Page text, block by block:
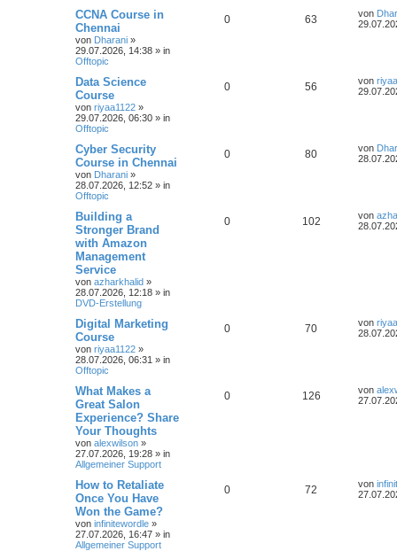
CCNA Course in
Chennai
von Dharani »
29.07.2026, 14:38 » in
Offtopic
0 63 von
Data Science
Course
von riyaa1122 »
29.07.2026, 06:30 » in
Offtopic
0 56 von
Cyber Security
Course in Chennai
von Dharani »
28.07.2026, 12:52 » in
Offtopic
0 80 von
Building a
Stronger Brand
with Amazon
Management
Service
von azharkhalid »
28.07.2026, 12:18 » in
DVD-Erstellung
0 102 von
Digital Marketing
Course
von riyaa1122 »
28.07.2026, 06:31 » in
Offtopic
0 70 von
What Makes a
Great Salon
Experience? Share
Your Thoughts
von alexwilson »
27.07.2026, 19:28 » in
Allgemeiner Support
0 126 von
How to Retaliate
Once You Have
Won the Game?
von infinitewordle »
27.07.2026, 16:47 » in
Allgemeiner Support
0 72 von